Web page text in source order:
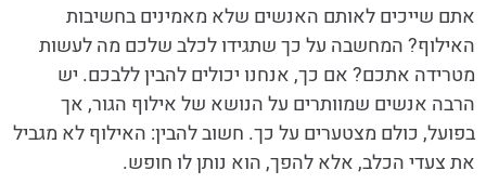
אתם שייכים לאותם האנשים שלא מאמינים בחשיבות
האילוף? המחשבה על כך שתגידו לכלב שלכם מה לעשות
מטרידה אתכם? אם כך, אנחנו יכולים להבין ללבכם. יש
הרבה אנשים שמוותרים על הנושא של אילוף הגור, אך
בפועל, כולם מצטערים על כך. חשוב להבין: האילוף לא מגביל
את צעדי הכלב, אלא להפך, הוא נותן לו חופש.